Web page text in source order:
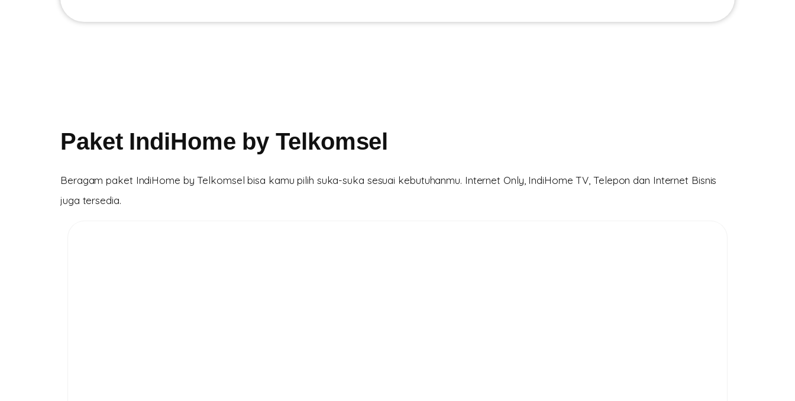
Paket IndiHome by Telkomsel
Beragam paket IndiHome by Telkomsel bisa kamu pilih suka-suka sesuai kebutuhanmu. Internet Only, IndiHome TV, Telepon dan Internet Bisnis
juga tersedia.